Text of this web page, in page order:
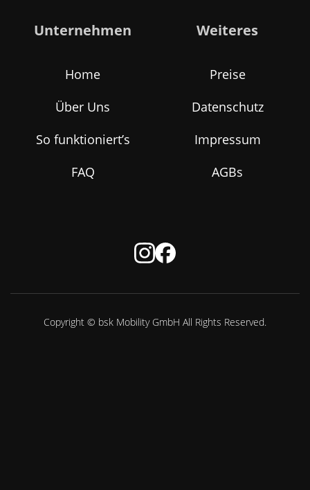
Unternehmen
Home
Über Uns
So funktioniert’s
FAQ
Weiteres
Preise
Datenschutz
Impressum
AGBs
Copyright © bsk Mobility GmbH All Rights Reserved.